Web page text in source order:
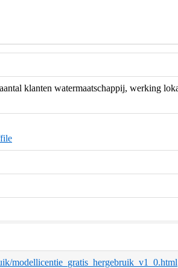
klanten watermaatschappij, werking
modellicentie_gratis_hergebruik_v1_0.html